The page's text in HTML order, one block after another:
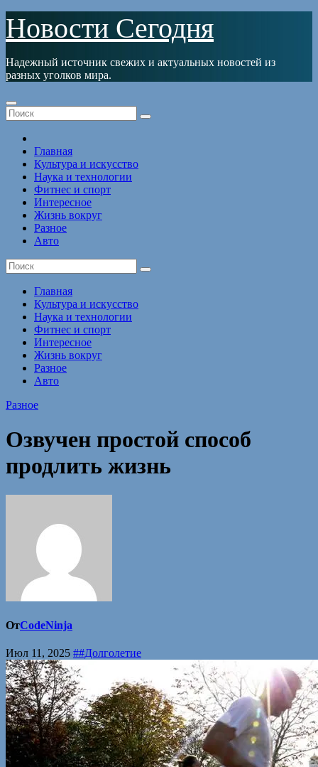
Перейти
содержимому
Новости Сегодня
Надежный источник свежих и актуальных новостей из
разных уголков мира.
Главная
Культура и искусство
Наука и технологии
Фитнес и спорт
Интересное
Жизнь вокруг
Разное
Авто
Главная
Культура и искусство
Наука и технологии
Фитнес и спорт
Интересное
Жизнь вокруг
Разное
Авто
Разное
Озвучен простой способ
продлить жизнь
ОтCodeNinja
Июл 11, 2025 ##Долголетие